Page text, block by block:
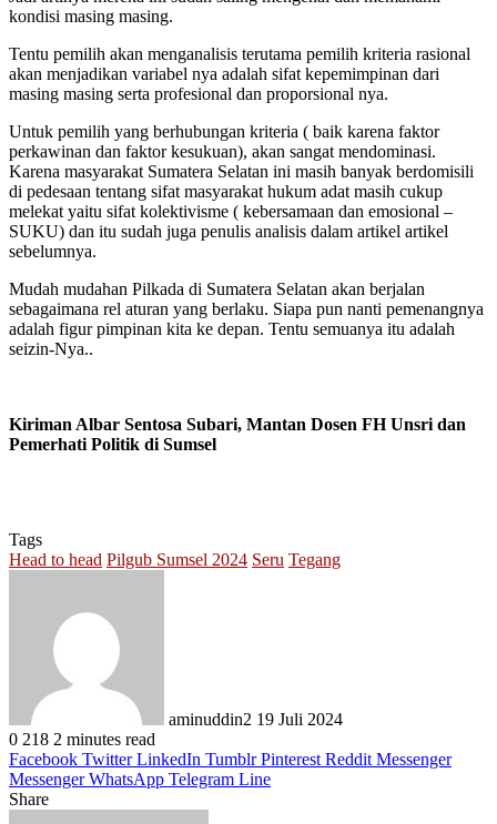
kondisi masing masing.
Tentu pemilih akan menganalisis terutama pemilih kriteria rasional
akan menjadikan variabel nya adalah sifat kepemimpinan dari
masing masing serta profesional dan proporsional nya.
Untuk pemilih yang berhubungan kriteria ( baik karena faktor
perkawinan dan faktor kesukuan), akan sangat mendominasi.
Karena masyarakat Sumatera Selatan ini masih banyak berdomisili
di pedesaan tentang sifat masyarakat hukum adat masih cukup
melekat yaitu sifat kolektivisme ( kebersamaan dan emosional –
SUKU) dan itu sudah juga penulis analisis dalam artikel artikel
sebelumnya.
Mudah mudahan Pilkada di Sumatera Selatan akan berjalan
sebagaimana rel aturan yang berlaku. Siapa pun nanti pemenangnya
adalah figur pimpinan kita ke depan. Tentu semuanya itu adalah
seizin-Nya..
Kiriman Albar Sentosa Subari, Mantan Dosen FH Unsri dan
Pemerhati Politik di Sumsel
Tags
Head to head Pilgub Sumsel 2024 Seru Tegang
aminuddin2 19 Juli 2024
0 218 2 minutes read
Facebook Twitter LinkedIn Tumblr Pinterest Reddit Messenger
Messenger WhatsApp Telegram Line
Share